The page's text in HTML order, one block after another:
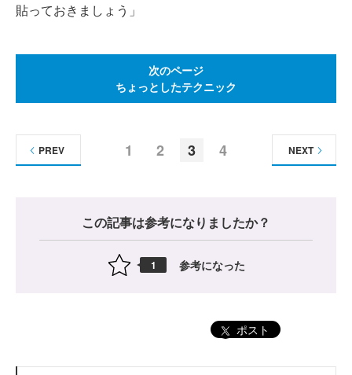
貼っておきましょう」
次のページ
ちょっとしたテクニック
1 2 3 4
PREV NEXT
この記事は参考になりましたか？
1 参考になった
ポスト